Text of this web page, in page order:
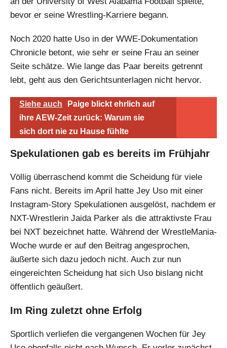
bevor er seine Wrestling-Karriere begann.
Noch 2020 hatte Uso in der WWE-Dokumentation
Chronicle betont, wie sehr er seine Frau an seiner
Seite schätze. Wie lange das Paar bereits getrennt
lebt, geht aus den Gerichtsunterlagen nicht hervor.
Siehe auch
Paige blickt ehrlich auf
ihre AEW-Zeit zurück: Warum sie
sich dort nie zu Hause fühlte
Spekulationen gab es bereits im Frühjahr
Völlig überraschend kommt die Scheidung für viele
Fans nicht. Bereits im April hatte Jey Uso mit einer
Instagram-Story Spekulationen ausgelöst, nachdem er
NXT-Wrestlerin Jaida Parker als die attraktivste Frau
bei NXT bezeichnet hatte. Während der WrestleMania-
Woche wurde er auf den Beitrag angesprochen,
äußerte sich dazu jedoch nicht. Auch zur nun
eingereichten Scheidung hat sich Uso bislang nicht
öffentlich geäußert.
Im Ring zuletzt ohne Erfolg
Sportlich verliefen die vergangenen Wochen für Jey